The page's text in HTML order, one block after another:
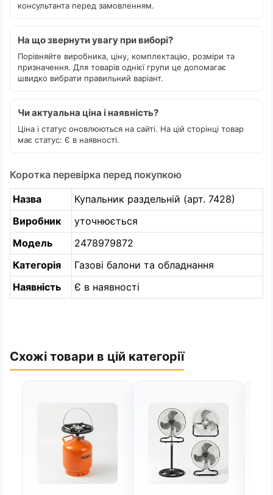
консультанта перед замовленням.
На що звернути увагу при виборі?
Порівняйте виробника, ціну, комплектацію, розміри та
призначення. Для товарів однієї групи це допомагає
швидко вибрати правильний варіант.
Чи актуальна ціна і наявність?
Ціна і статус оновлюються на сайті. На цій сторінці товар
має статус: Є в наявності.
Коротка перевірка перед покупкою
Назва
Купальник раздельній (арт. 7428)
Виробник
уточнюється
Модель
2478979872
Категорія
Газові балони та обладнання
Наявність
Є в наявності
Схожі товари в цій категорії